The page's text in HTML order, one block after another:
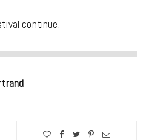
continue.